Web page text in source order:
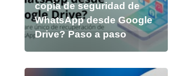
copia de seguridad de
WhatsApp desde Google
Drive? Paso a paso